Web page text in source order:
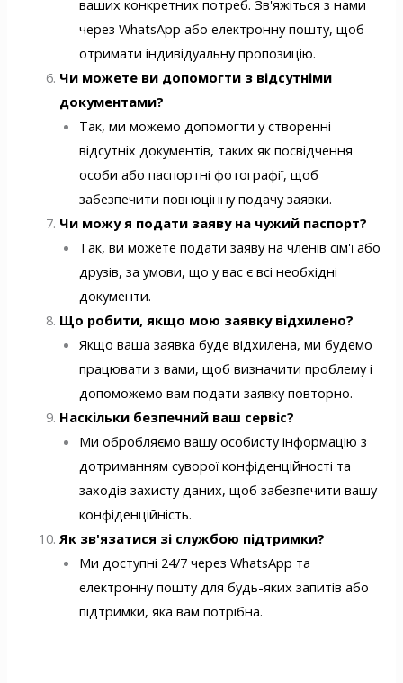
ваших конкретних потреб. Зв'яжіться з нами
через WhatsApp або електронну пошту, щоб
отримати індивідуальну пропозицію.
Чи можете ви допомогти з відсутніми
документами?
Так, ми можемо допомогти у створенні
відсутніх документів, таких як посвідчення
особи або паспортні фотографії, щоб
забезпечити повноцінну подачу заявки.
Чи можу я подати заяву на чужий паспорт?
Так, ви можете подати заяву на членів сім'ї або
друзів, за умови, що у вас є всі необхідні
документи.
Що робити, якщо мою заявку відхилено?
Якщо ваша заявка буде відхилена, ми будемо
працювати з вами, щоб визначити проблему і
допоможемо вам подати заявку повторно.
Наскільки безпечний ваш сервіс?
Ми обробляємо вашу особисту інформацію з
дотриманням суворої конфіденційності та
заходів захисту даних, щоб забезпечити вашу
конфіденційність.
Як зв'язатися зі службою підтримки?
Ми доступні 24/7 через WhatsApp та
електронну пошту для будь-яких запитів або
підтримки, яка вам потрібна.